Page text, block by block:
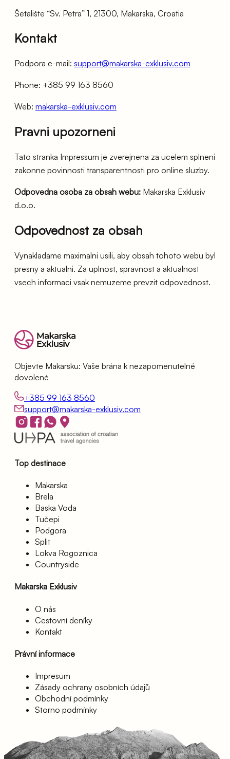
Šetalište “Sv. Petra” 1, 21300, Makarska, Croatia
Kontakt
Podpora e-mail: support@makarska-exklusiv.com
Phone: +385 99 163 8560
Web: makarska-exklusiv.com
Pravni upozorneni
Tato stranka Impressum je zverejnena za ucelem splneni
zakonne povinnosti transparentnosti pro online sluzby.
Odpovedna osoba za obsah webu: Makarska Exklusiv
d.o.o.
Odpovednost za obsah
Vynakladame maximalni usili, aby obsah tohoto webu byl
presny a aktualni. Za uplnost, spravnost a aktualnost
vsech informaci vsak nemuzeme prevzit odpovednost.
Objevte Makarsku: Vaše brána k nezapomenutelné
dovolené
+385 99 163 8560
support@makarska-exklusiv.com
Top destinace
Makarska
Brela
Baska Voda
Tučepi
Podgora
Split
Lokva Rogoznica
Countryside
Makarska Exklusiv
O nás
Cestovní deníky
Kontakt
Právní informace
Impresum
Zásady ochrany osobních údajů
Obchodní podmínky
Storno podmínky